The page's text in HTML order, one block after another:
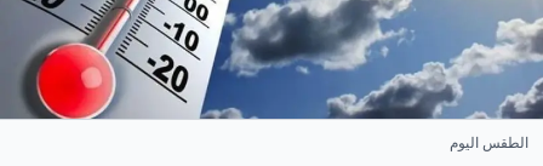
الطقس اليوم